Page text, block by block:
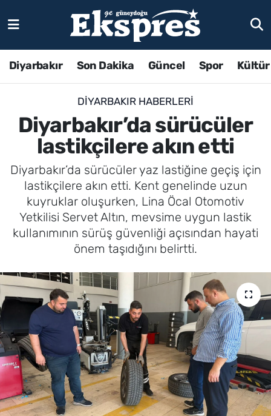
Diyarbakır Son Dakika Güncel Spor
DIYARBAKIR HABERLERI
Diyarbakır’da sürücüler
lastikçilere akın etti
Diyarbakır’da sürücüler yaz lastiğine geçiş için
lastikçilere akın etti. Kent genelinde uzun
kuyruklar oluşurken, Lina Öcal Otomotiv
Yetkilisi Servet Altın, mevsime uygun lastik
kullanımının sürüş güvenliği açısından hayati
önem taşıdığını belirtti.